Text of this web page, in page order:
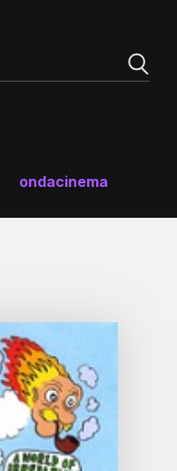
ondacinema